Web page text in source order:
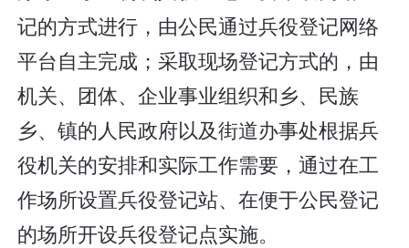
记的方式进行，由公民通过兵役登记网络
平台自主完成；采取现场登记方式的，由
机关、团体、企业事业组织和乡、民族
乡、镇的人民政府以及街道办事处根据兵
役机关的安排和实际工作需要，通过在工
作场所设置兵役登记站、在便于公民登记
的场所开设兵役登记点实施。